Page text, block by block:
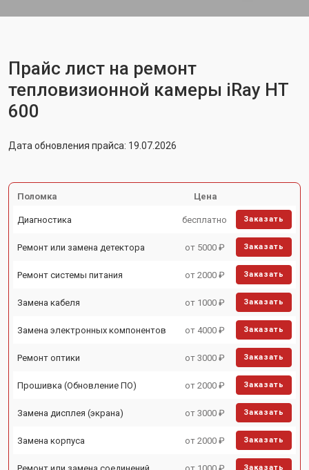
Прайс лист на ремонт
тепловизионной камеры iRay HT
600
Дата обновления прайса: 19.07.2026
Поломка Цена
Диагностика бесплатно Заказать
Ремонт или замена детектора от 5000 ₽ Заказать
Ремонт системы питания от 2000 ₽ Заказать
Замена кабеля от 1000 ₽ Заказать
Замена электронных компонентов от 4000 ₽ Заказать
Ремонт оптики от 3000 ₽ Заказать
Прошивка (Обновление ПО) от 2000 ₽ Заказать
Замена дисплея (экрана) от 3000 ₽ Заказать
Замена корпуса от 2000 ₽ Заказать
Ремонт или замена соединений от 1000 ₽ Заказать